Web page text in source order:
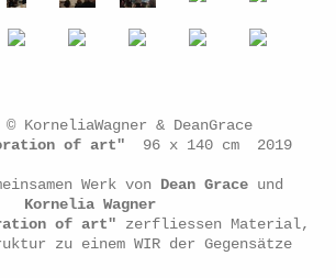
KorneliaWagner & DeanGrace
of art" 96 x 140 cm 2019
Werk von Dean Grace und
Kornelia Wagner
of art" zerfliessen Material,
zu einem WIR der Gegensätze